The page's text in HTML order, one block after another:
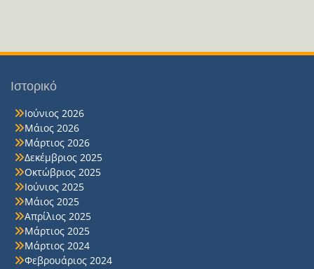
Ιστορικό
Ιούνιος 2026
Μάιος 2026
Μάρτιος 2026
Δεκέμβριος 2025
Οκτώβριος 2025
Ιούνιος 2025
Μάιος 2025
Απρίλιος 2025
Μάρτιος 2025
Μάρτιος 2024
Φεβρουάριος 2024